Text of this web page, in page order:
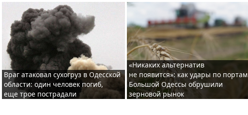
Враг атаковал сухогруз в Одесской
области: один человек погиб,
еще трое пострадали
«Никаких альтернатив
не появится»: как удары по портам
Большой Одессы обрушили
зерновой рынок